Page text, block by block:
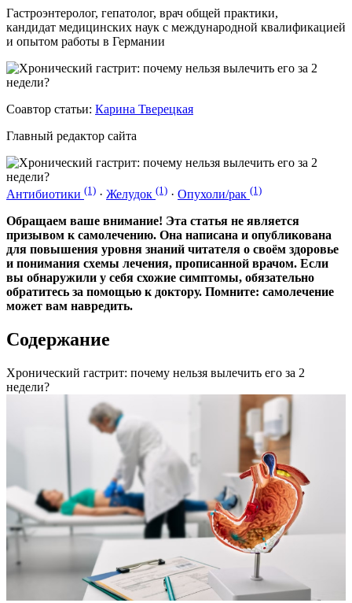
Гастроэнтеролог, гепатолог, врач общей практики,
кандидат медицинских наук с международной квалификацией
и опытом работы в Германии
Соавтор статьи: Карина Тверецкая
Главный редактор сайта
Антибиотики (1) · Желудок (1) · Опухоли/рак (1)
Обращаем ваше внимание! Эта статья не является
призывом к самолечению. Она написана и опубликована
для повышения уровня знаний читателя о своём здоровье
и понимания схемы лечения, прописанной врачом. Если
вы обнаружили у себя схожие симптомы, обязательно
обратитесь за помощью к доктору. Помните: самолечение
может вам навредить.
Содержание
Хронический гастрит: почему нельзя вылечить его за 2
недели?